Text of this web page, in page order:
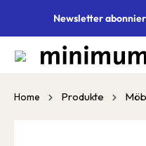
springenNewsletter
Home Produkte